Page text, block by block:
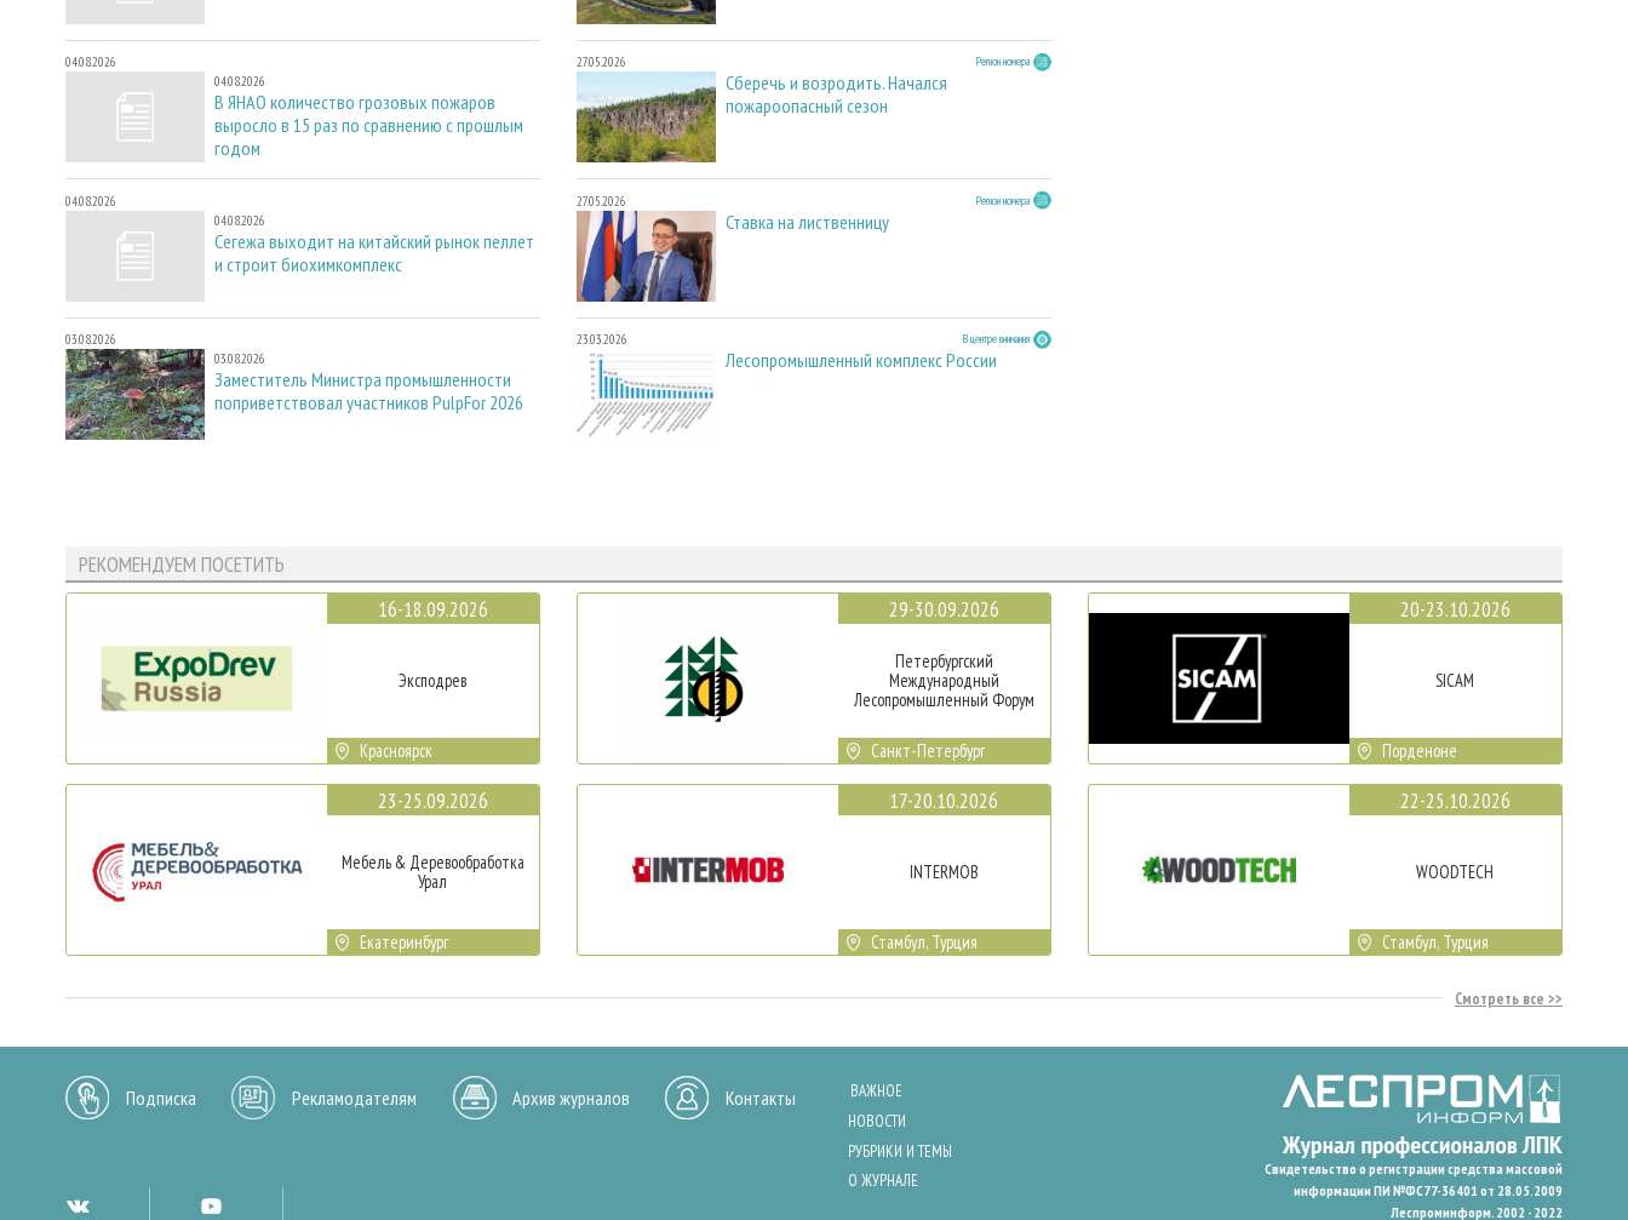
04.08.2026
04.08.2026
В ЯНАО количество грозовых пожаров
выросло в 15 раз по сравнению с прошлым
годом
04.08.2026
04.08.2026
Сегежа выходит на китайский рынок пеллет
и строит биохимкомплекс
03.08.2026
03.08.2026
Заместитель Министра промышленности
поприветствовал участников PulpFor 2026
27.05.2026 Регион номера
Сберечь и возродить. Начался
пожароопасный сезон
27.05.2026 Регион номера
Ставка на лиственницу
23.03.2026 В центре внимания
Лесопромышленный комплекс России
РЕКОМЕНДУЕМ ПОСЕТИТЬ
16-18.09.2026
Эксподрев
Красноярск
23-25.09.2026
Мебель & Деревообработка
Урал
Екатеринбург
29-30.09.2026
Петербургский
Международный
Лесопромышленный Форум
Санкт-Петербург
17-20.10.2026
INTERMOB
Стамбул, Турция
20-23.10.2026
SICAM
Порденоне
22-25.10.2026
WOODTECH
Стамбул, Турция
Смотреть все
Подписка Рекламодателям Архив журналов Контакты
ВАЖНОЕ
НОВОСТИ
РУБРИКИ И ТЕМЫ
О ЖУРНАЛЕ
Свидетельство о регистрации средства массовой
информации ПИ №ФС77-36401 от 28.05.2009
Леспроминформ. 2002 - 2022